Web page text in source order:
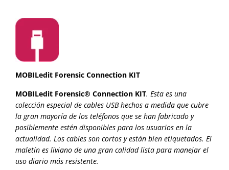
MOBILedit Forensic Connection KIT
MOBILedit Forensic® Connection KIT. Esta es una
colección especial de cables USB hechos a medida que cubre
la gran mayoría de los teléfonos que se han fabricado y
posiblemente estén disponibles para los usuarios en la
actualidad. Los cables son cortos y están bien etiquetados. El
maletín es liviano de una gran calidad lista para manejar el
uso diario más resistente.